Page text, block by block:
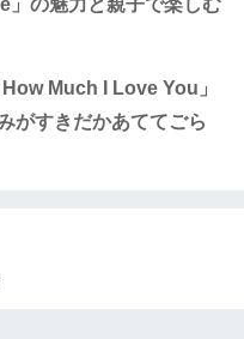
Much I Love You」
がすきだかあててごら